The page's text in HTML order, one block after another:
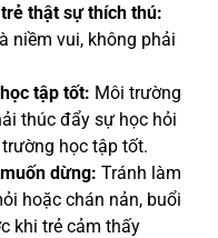
thật sự thích thú:
niềm vui, không phải
tập tốt: Môi trường
thúc đẩy sự học hỏi
học tập tốt.
dừng: Tránh làm
hoặc chán nản, buổi
khi trẻ cảm thấy